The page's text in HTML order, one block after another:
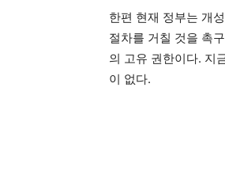
한편 현재 정부는 개
절차를 거칠 것을 촉
의 고유 권한이다. 지
이 없다.